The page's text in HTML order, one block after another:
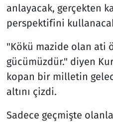
anlayacak, gerçekten
perspektifini
"Kökü mazide olan ati
gücümüzdür." diyen
kopan bir milletin
altını çizdi.
Sadece geçmişte